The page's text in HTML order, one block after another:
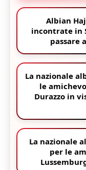
Albian
incontrate in
passare
La nazionale
le
Durazzo in
La nazionale
per le